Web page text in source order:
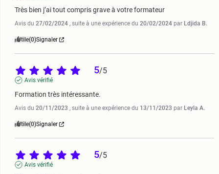
Très bien j’ai tout compris grave à votre formateur
Avis du 27/02/2024 , suite à une expérience du 20/02/2024 par Ldjida B.
Utile(0)Signaler
5/5
Avis vérifié
Formation très intéressante.
Avis du 20/11/2023 , suite à une expérience du 13/11/2023 par Leyla A.
Utile(0)Signaler
5/5
Avis vérifié